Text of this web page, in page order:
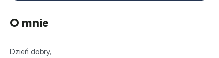
O mnie
Dzień dobry,